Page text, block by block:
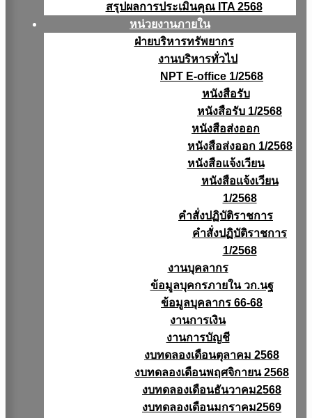
สรุปผลการประเมินคุณ ITA 2568
หน่วยงานภายใน
ฝ่ายบริหารทรัพยากร
งานบริหารทั่วไป
NPT E-office 1/2568
หนังสือรับ
หนังสือรับ 1/2568
หนังสือส่งออก
หนังสือส่งออก 1/2568
หนังสือแจ้งเวียน
หนังสือเเจ้งเวียน
1/2568
คำสั่งปฏิบัติราชการ
คำสั่งปฏิบัติราชการ
1/2568
งานบุคลากร
ข้อมูลบุคกรภายใน วก.นฐ
ข้อมูลบุคลากร 66-68
งานการเงิน
งานการบัญชี
งบทดลองเดือนตุลาคม 2568
งบทดลองเดือนพฤศจิกายน 2568
งบทดลองเดือนธันวาคม2568
งบทดลองเดือนมกราคม2569